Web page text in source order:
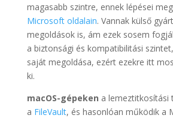
magasabb szintre, ennek lépései
Microsoft oldalain. Vannak külső
megoldások is, ám ezek sosem
a biztonsági és kompatibilitási
saját megoldása, ezért ezekre itt
ki.
macOS-gépeken a lemeztitkosítási
a FileVault, és hasonlóan működik a